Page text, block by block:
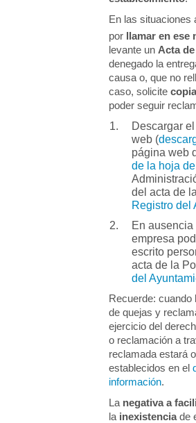
En las situaciones
por
llamar en
levante un Acta
denegado la
causa o, que no
caso, solicite
poder seguir
Descargar
web (
página web
de la hoja
del acta de
Registro del
En
empresa
escrito
acta de la
del
Recuerde:
de quejas y
ejercicio del
o reclamación a
reclamada estará
establecidos en el
información.
La negativa a
la inexistenciade